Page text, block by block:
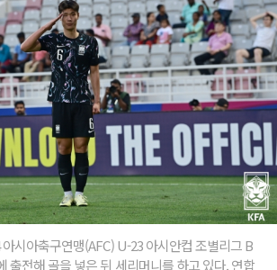
시아축구연맹(AFC) U-23 아시안컵 조별리그 B
출전해 골을 넣은 뒤 세리머니를 하고 있다. 연합